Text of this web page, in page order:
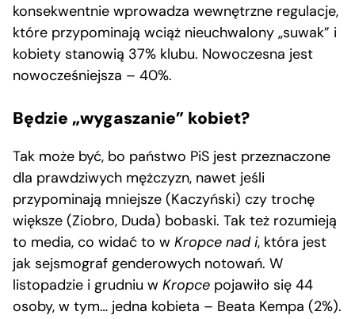
konsekwentnie wprowadza wewnętrzne regulacje,
które przypominają wciąż nieuchwalony „suwak” i
kobiety stanowią 37% klubu. Nowoczesna jest
nowocześniejsza – 40%.
Będzie „wygaszanie” kobiet?
Tak może być, bo państwo PiS jest przeznaczone
dla prawdziwych mężczyzn, nawet jeśli
przypominają mniejsze (Kaczyński) czy trochę
większe (Ziobro, Duda) bobaski. Tak też rozumieją
to media, co widać to w Kropce nad i, która jest
jak sejsmograf genderowych notowań. W
listopadzie i grudniu w Kropce pojawiło się 44
osoby, w tym… jedna kobieta – Beata Kempa (2%).